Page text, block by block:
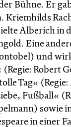
Bühne. Er
Kriemhilds
Alberich in
Eine
und
Robert
Tag« (Regie:
Fußball«
sowie
in einer